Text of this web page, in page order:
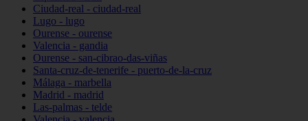
Ciudad-real - ciudad-real
Lugo - lugo
Ourense - ourense
Valencia - gandia
Ourense - san-cibrao-das-viñas
Santa-cruz-de-tenerife - puerto-de-la-cruz
Málaga - marbella
Madrid - madrid
Las-palmas - telde